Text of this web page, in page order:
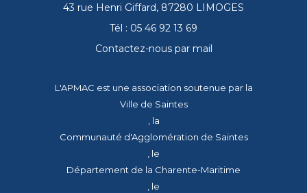
43 rue Henri Giffard, 87280 LIMOGES
Tél : 05 46 92 13 69
Contactez-nous par mail
L'APMAC est une association soutenue par la
Ville de Saintes
, la
Communauté d'Agglomération de Saintes
, le
Département de la Charente-Maritime
, le